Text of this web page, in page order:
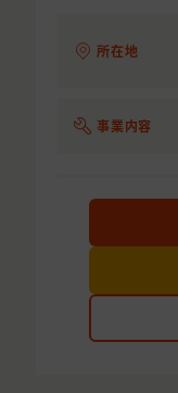
所在地
事業内容